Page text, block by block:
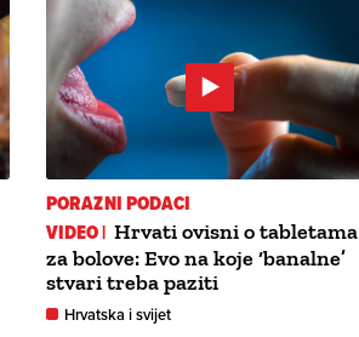
PORAZNI PODACI
VIDEO | Hrvati ovisni o tabletama
za bolove: Evo na koje ‘banalne’
stvari treba paziti
Hrvatska i svijet